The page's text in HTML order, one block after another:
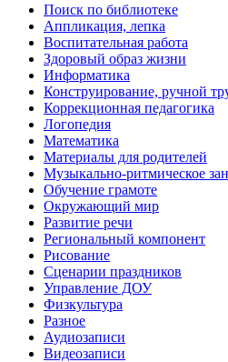
Поиск по библиотеке
Аппликация, лепка
Воспитательная работа
Здоровый образ жизни
Информатика
Конструирование, ручной
Коррекционная педагогика
Логопедия
Математика
Материалы для родителей
Музыкально-ритмическое
Обучение грамоте
Окружающий мир
Развитие речи
Региональный компонент
Рисование
Сценарии праздников
Управление ДОУ
Физкультура
Разное
Аудиозаписи
Видеозаписи